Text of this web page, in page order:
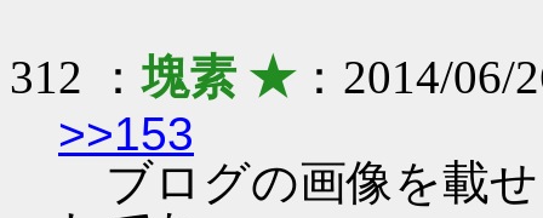
312 ：塊素 ★：2014/06/
>>153
ブログの画像を載